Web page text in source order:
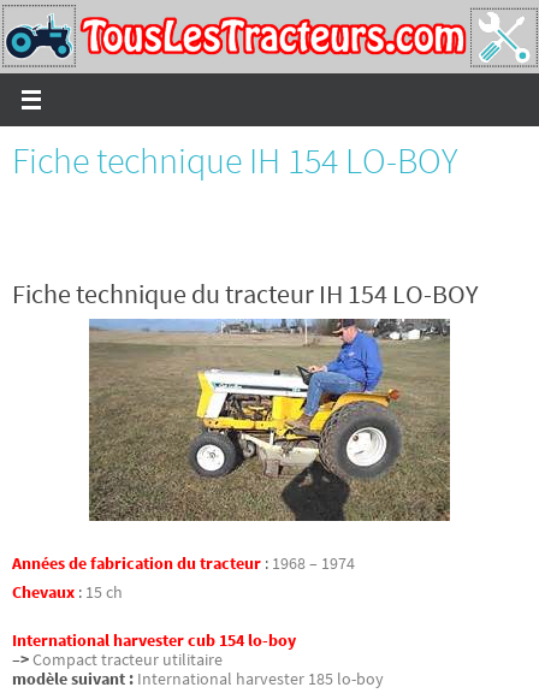
Passer
vers
le
contenu
Fiche technique IH 154 LO-BOY
Fiche technique du tracteur IH 154 LO-BOY
Années de fabrication du tracteur : 1968 – 1974
Chevaux : 15 ch
International harvester cub 154 lo-boy
–>Compact tracteur utilitaire
modèle suivant : International harvester 185 lo-boy